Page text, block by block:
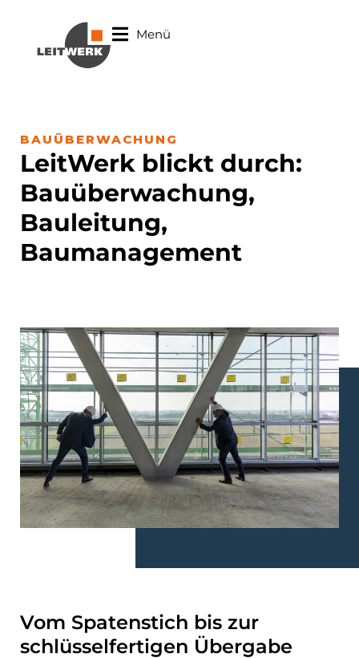
Menü
BAU­ÜBER­WACHUNG
LeitWerk blickt durch:
Bauüberwachung,
Bauleitung,
Baumanagement
Vom Spatenstich bis zur
schlüsselfertigen Übergabe